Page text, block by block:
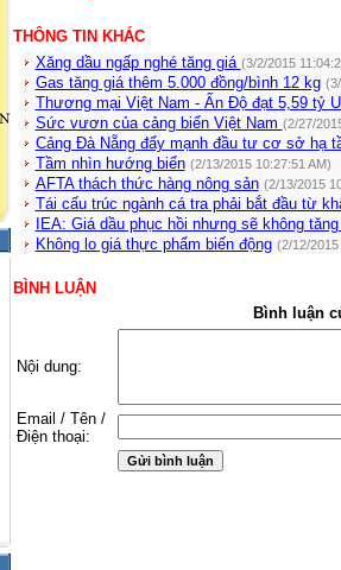
THÔNG TIN KHÁC
Xăng dầu ngấp nghé tăng giá (3/2/2015
Gas tăng giá thêm 5.000 đồng/bình 12 kg
Thương mại Việt Nam - Ấn Độ đạt 5,59 tỷ
Sức vươn của cảng biển Việt Nam (2/27/
Cảng Đà Nẵng đẩy mạnh đầu tư cơ sở hạ
Tầm nhìn hướng biển (2/13/2015 10:27:51 AM)
AFTA thách thức hàng nông sản (2/13/2015
Tái cấu trúc ngành cá tra phải bắt đầu từ
IEA: Giá dầu phục hồi nhưng sẽ không
Không lo giá thực phẩm biến động (2/12/2015
BÌNH LUẬN
Bình luận
Nội dung:
Email / Tên /
Điện thoại: